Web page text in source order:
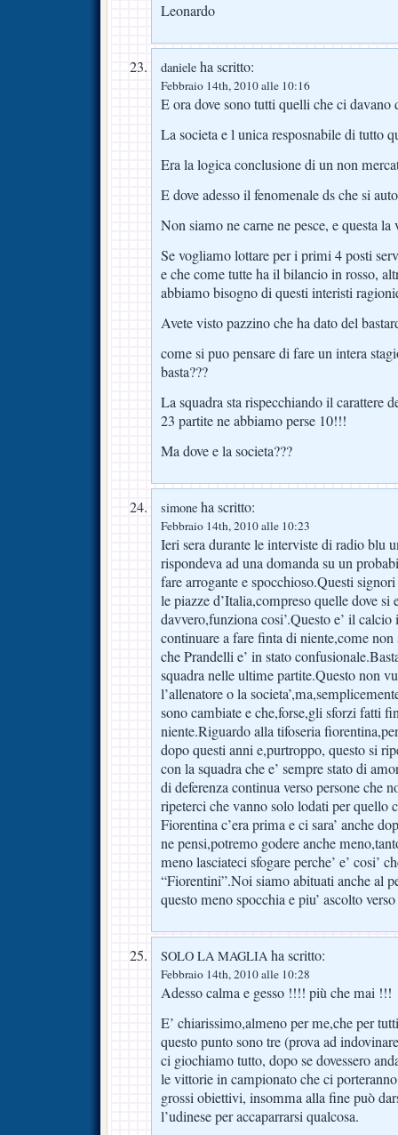
Leonardo
daniele ha scritto:
Febbraio 14th, 2010 alle 10:16
E ora dove sono tutti quelli che ci davano
La societa e l unica resposnabile di tutto
Era la logica conclusione di un non
E dove adesso il fenomenale ds che si
Non siamo ne carne ne pesce, e questa la
Se vogliamo lottare per i primi 4 posti
e che come tutte ha il bilancio in rosso,
abbiamo bisogno di questi interisti
Avete visto pazzino che ha dato del
come si puo pensare di fare un intera
basta???
La squadra sta rispecchiando il carattere
23 partite ne abbiamo perse 10!!!
Ma dove e la societa???
simone ha scritto:
Febbraio 14th, 2010 alle 10:23
Ieri sera durante le interviste di radio blu
rispondeva ad una domanda su un
fare arrogante e spocchioso.Questi
le piazze d’Italia,compreso quelle dove si
davvero,funziona cosi’.Questo e’ il
continuare a fare finta di niente,come
che Prandelli e’ in stato
squadra nelle ultime partite.Questo non
l’allenatore o la
sono cambiate e che,forse,gli sforzi fatti
niente.Riguardo alla tifoseria
dopo questi anni e,purtroppo, questo si
con la squadra che e’ sempre stato di
di deferenza continua verso persone che
ripeterci che vanno solo lodati per quello
Fiorentina c’era prima e ci sara’ anche
ne pensi,potremo godere anche
meno lasciateci sfogare perche’ e’ cosi’
“Fiorentini”.Noi siamo abituati anche al
questo meno spocchia e piu’ ascolto
SOLO LA MAGLIA ha scritto:
Febbraio 14th, 2010 alle 10:28
Adesso calma e gesso !!!! più che mai !!!
E’ chiarissimo,almeno per me,che per
questo punto sono tre (prova ad
ci giochiamo tutto, dopo se dovessero
le vittorie in campionato che ci
grossi obiettivi, insomma alla fine può
l’udinese per accaparrarsi qualcosa.